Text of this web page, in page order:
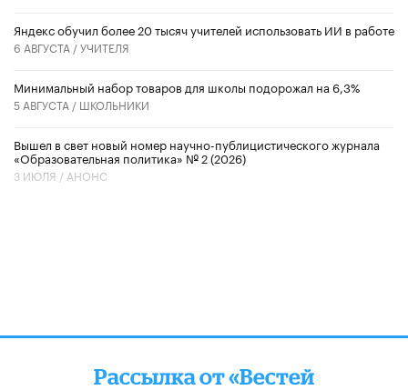
​Яндекс обучил более 20 тысяч учителей использовать ИИ в работе
6 АВГУСТА /УЧИТЕЛЯ
Минимальный набор товаров для школы подорожал на 6,3%
5 АВГУСТА / ШКОЛЬНИКИ
Вышел в свет новый номер научно-публицистического журнала
«Образовательная политика» № 2 (2026)
3 ИЮЛЯ / АНОНС
Рассылка от «Вестей